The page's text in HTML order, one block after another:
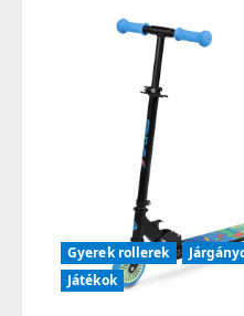
a Gyerek rollerek
Játékok